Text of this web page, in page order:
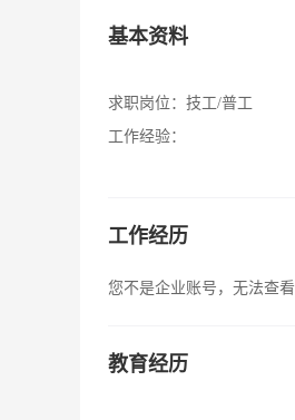
基本资料
求职岗位： 技工/普工
工作经验：
工作经历
您不是企业账号，无法查看
教育经历